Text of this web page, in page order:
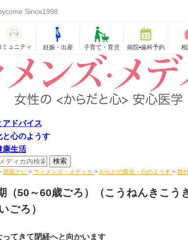
Since1998
ミュニティ 妊娠・出産 子育て・育児 病院•歯科予約
ドバイス
と心のようす
康生活
病気ナビ > ウィメンズ・メディカ > からだの変化・心のようす > 世
（50～60歳ごろ）
（こうねんきこう
ごろ）
ってきて閉経へと向かいます